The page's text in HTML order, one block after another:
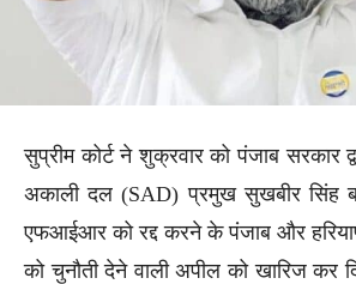
सुप्रीम कोर्ट ने शुक्रवार को पंजाब सरकार
अकाली दल (SAD) प्रमुख सुखबीर सिंह
एफआईआर को रद्द करने के पंजाब और
को चुनौती देने वाली अपील को खारिज कर